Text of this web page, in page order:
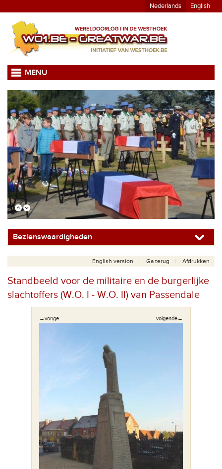
Nederlands English
MENU
Bezienswaardigheden
English version Ga terug Afdrukken
Standbeeld voor de militaire en de burgerlijke
slachtoffers (W.O. I - W.O. II) van Passendale
←vorige volgende→